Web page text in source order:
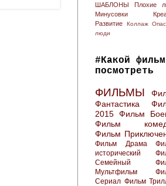
ШАБЛОНЫ
Плохие
Минусовки
Развитие
Коллаж
люди
#Какой фильм
посмотреть
ФИЛЬМЫ
Фантастика
2015 Фильм
Фильм
Фильм
Фильм Драма
исторический
Семейный
Мультфильм
Сериал Фильм